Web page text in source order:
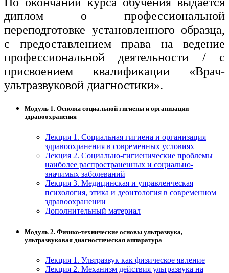
диплом о профессиональной
переподготовке установленного образца,
с предоставлением права на ведение
профессиональной деятельности / с
присвоением квалификации «Врач-
ультразвуковой диагностики».
Модуль 1. Основы социальной гигиены и организации
здравоохранения
Лекция 1. Социальная гигиена и организация
здравоохранения в современных условиях
Лекция 2. Социально-гигиенические проблемы
наиболее распространенных и социально-
значимых заболеваний
Лекция 3. Медицинская и управленческая
психология, этика и деонтология в современном
здравоохранении
Дополнительный материал
Модуль 2. Физико-технические основы ультразвука,
ультразвуковая диагностическая аппаратура
Лекция 1. Ультразвук как физическое явление
Лекция 2. Механизм действия ультразвука на